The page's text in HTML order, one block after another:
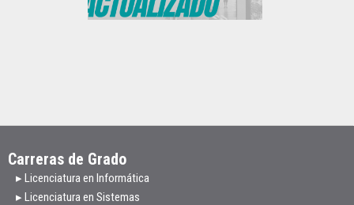
Carreras de Grado
▸ Licenciatura en Informática
▸ Licenciatura en Sistemas